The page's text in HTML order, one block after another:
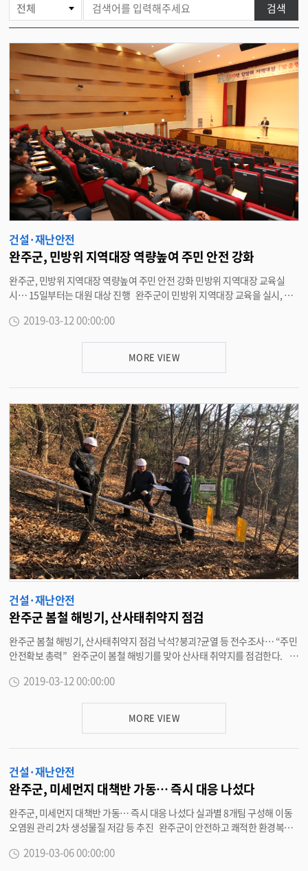
시
물
검
색
검색
건설·재난안전
완주군, 민방위 지역대장 역량높여 주민 안전 강화
완주군, 민방위 지역대장 역량높여 주민 안전 강화 민방위 지역대장 교육실
시… 15일부터는 대원 대상 진행 완주군이 민방위 지역대장 교육을 실시, 주
장 200명을 대상으로 ‘2019년 민방위 지역대장 교육’을 실시했다. 이날 교육
문고 가입요령 및 지진발생시 행동요령에 대한 안전 전반에 대한 내용이 다뤄
무척 중요하다”며 “지역의 크고 작은 일에 항상 앞장서온 지역대장에게 감사
의 말을 전하고, 앞으로도 재난상황시 위기극복을 위해 더 힘써주시길 바란
다”고 말했다. 한편, 완주군은 민방위 지역대장 교육을 시작으로 오는 15일부
터 내달 4일까지 완주군 문예회관 및 읍면사무소에서 1~4년차 민방위 대원을
대상으로 민방위대 임무 및 역할, 화생방방호, 지진대피, 교통안전, 가스안전,
화재대처요령 등 민방위 교육을 실시한다. <담당부서 재난안전과 290-2904
>
2019-03-12 00:00:00
MORE VIEW
건설·재난안전
완주군 봄철 해빙기, 산사태취약지 점검
완주군 봄철 해빙기, 산사태취약지 점검 낙석?붕괴?균열 등 전수조사… “주민
안전확보 총력” 완주군이 봄철 해빙기를 맞아 산사태 취약지를 점검한다. 1
로 오는 4월 19일까지 현장점검을 통해 국가안전대진단을 실시한다고 밝혔다.
는 산사태취약지를 대상으로 하며 군은 체크리스트에 따라 대상지 362개소를
약지역의 내실 있는 안전점검으로 산사태 등 산림재해를 예방하고 주민 안전
을 확보하겠다”고 말했다. <담당부서 산림녹지과 290-2715>
2019-03-12 00:00:00
MORE VIEW
건설·재난안전
완주군, 미세먼지 대책반 가동… 즉시 대응 나섰다
완주군, 미세먼지 대책반 가동… 즉시 대응 나섰다 실과별 8개팀 구성해 이동
오염원 관리 2차 생성물질 저감 등 추진 완주군이 안전하고 쾌적한 환경복지
가동하기로 해 비상한 관심을 끈다. 6일 완주군은 전국을 뒤덮은 미세먼지의
2019-03-06 00:00:00